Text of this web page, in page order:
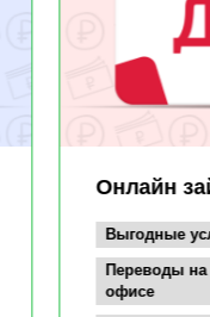
Онлайн
Выгодные
Переводы
офисе